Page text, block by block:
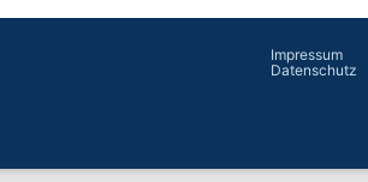
Impressum
Datenschutz